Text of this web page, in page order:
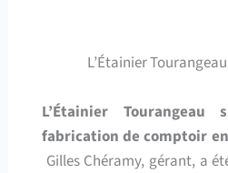
L’Étainier
L’Étainier
fabrication de comptoir
Gilles Chéramy, gérant, a